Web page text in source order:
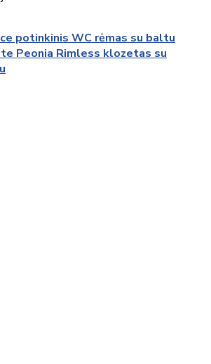
potinkinis WC rėmas su baltu
Peonia Rimless klozetas su